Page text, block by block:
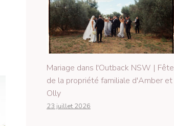
Mariage dans l'Outback NSW | Fête
de la propriété familiale d'Amber et
Olly
23 juillet 2026